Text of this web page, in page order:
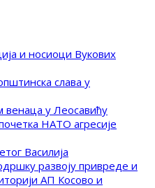
и носиоци Вукових
слава у
венаца у Леосавићу
НАТО агресије
Василија
развоју привреде и
АП Косово и